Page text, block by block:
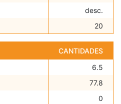
desc.
20
CANTIDADES
6.5
77.8
0